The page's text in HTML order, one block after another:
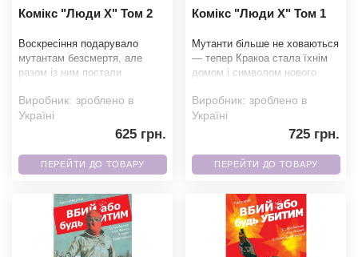
Комікс "Люди X" Том 2
Воскресіння подарувало
мутантам безсмертя, але
разом із ним постали
нового життя. Поки Землю
Виробник: зроблено в
Україні
625 грн.
ПЕРЕЙТИ ДО ТОВАРУ
Комікс "Люди X" Том 1
Мутанти більше не ховаються
— тепер Кракоа стала їхнім
домом і символом нового
очолює ко
Виробник: зроблено в
Україні
725 грн.
ПЕРЕЙТИ ДО ТОВАРУ